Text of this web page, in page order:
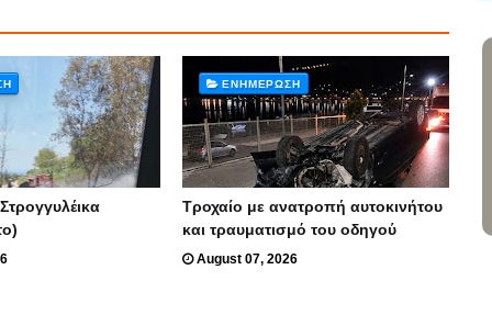
ΕΝΗΜΈΡΩΣΗ
Τροχαίο με ανατροπή αυτοκινήτου
και τραυματισμό του οδηγού
August 07, 2026